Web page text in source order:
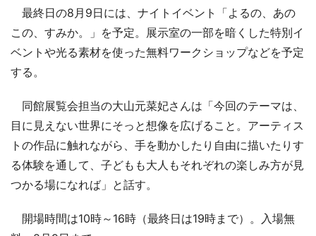
最終日の8月9日には、ナイトイベント「よるの、あの
この、すみか。」を予定。展示室の一部を暗くした特別イ
ベントや光る素材を使った無料ワークショップなどを予定
する。
同館展覧会担当の大山元菜妃さんは「今回のテーマは、
目に見えない世界にそっと想像を広げること。アーティス
トの作品に触れながら、手を動かしたり自由に描いたりす
る体験を通して、子どもも大人もそれぞれの楽しみ方が見
つかる場になれば」と話す。
開場時間は10時～16時（最終日は19時まで）。入場無